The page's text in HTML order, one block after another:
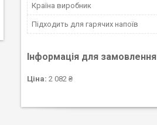
Країна виробник
Підходить для гарячих напоїв
Інформація для замовлення
Ціна: 2 082 ₴